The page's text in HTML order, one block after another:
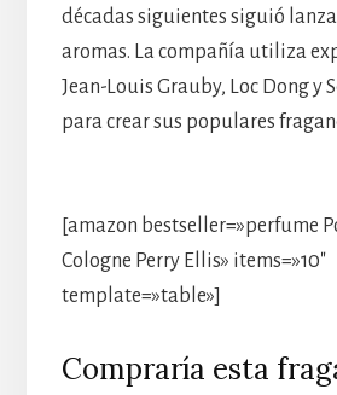
décadas siguientes siguió
aromas. La compañía utiliza
Jean-Louis Grauby, Loc Dong y
para crear sus populares
[amazon bestseller=»perfume
Cologne Perry Ellis» items=»10″
template=»table»]
Compraría esta